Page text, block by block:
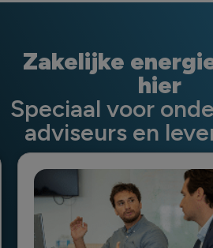
Zakelijke
hier
Speciaal voor
adviseurs en